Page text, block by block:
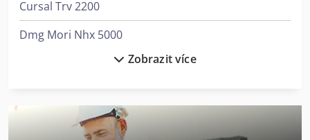
Cursal Trv 2200
Dmg Mori Nhx 5000
Faro Gage Faroarm
Felder Rl 200
Zobrazit více